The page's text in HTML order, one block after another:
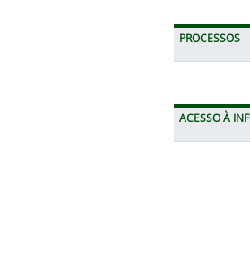
PROCESSOS
ACESSO À